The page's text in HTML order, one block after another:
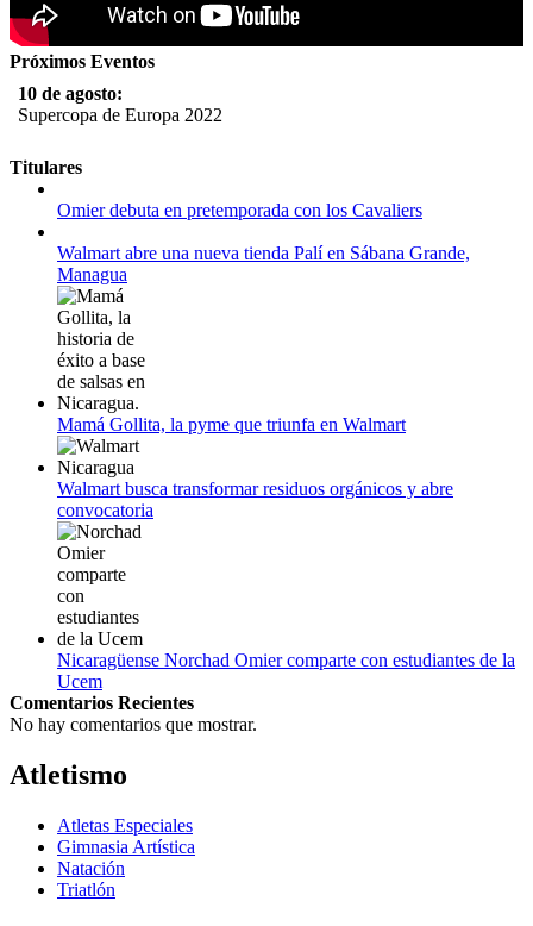
Próximos Eventos
10 de agosto:
Supercopa de Europa 2022
11 al 21 de agosto:
Campeonato Europeo de Natación 2022
12 de agosto:
Empieza La Liga 2022-2023
Titulares
Omier debuta en pretemporada con los Cavaliers
Walmart abre una nueva tienda Palí en Sábana Grande,
Managua
Mamá Gollita, la pyme que triunfa en Walmart
Walmart busca transformar residuos orgánicos y abre
convocatoria
Nicaragüense Norchad Omier comparte con estudiantes de la
Ucem
Comentarios Recientes
No hay comentarios que mostrar.
Atletismo
Atletas Especiales
Gimnasia Artística
Natación​
Triatlón​